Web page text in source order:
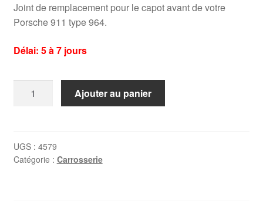
Joint de remplacement pour le capot avant de votre
Porsche 911 type 964.
Délai: 5 à 7 jours
coffre
avant
Ajouter au panier
UGS : 4579
Catégorie : Carrosserie